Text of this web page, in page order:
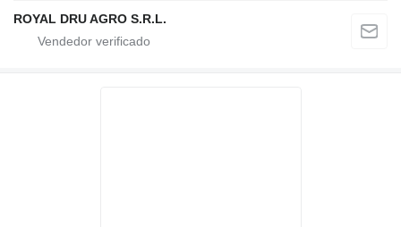
ROYAL DRU AGRO S.R.L.